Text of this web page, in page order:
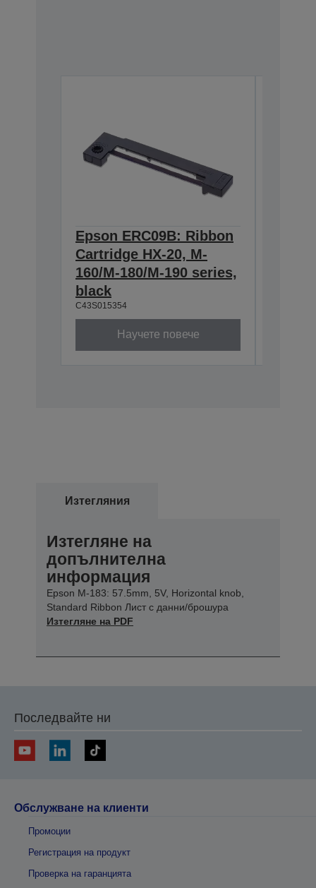
Epson ERC09B: Ribbon
Cartridge HX-20, M-
160/M-180/M-190 series,
black
C43S015354
Научете повече
Изтегляния
Изтегляне на
допълнителна
информация
Epson M-183: 57.5mm, 5V, Horizontal knob,
Standard Ribbon Лист с данни/брошура
Изтегляне на PDF
Последвайте ни
Обслужване на клиенти
Промоции
Регистрация на продукт
Проверка на гаранцията